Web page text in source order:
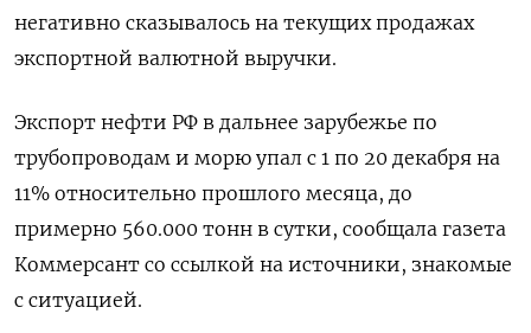
негативно сказывалось на текущих продажах
экспортной валютной выручки.
Экспорт нефти РФ в дальнее зарубежье по
трубопроводам и морю упал с 1 по 20 декабря на
11% относительно прошлого месяца, до
примерно 560.000 тонн в сутки, сообщала газета
Коммерсант со ссылкой на источники, знакомые
с ситуацией.